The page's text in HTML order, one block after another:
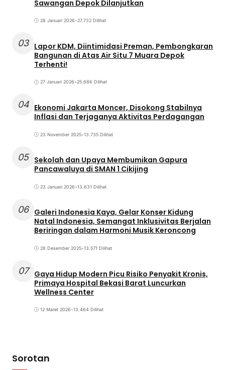
Sawangan Depok Dilanjutkan
28 Januari 2026•27.732 Dilihat
03 Lapor KDM, Diintimidasi Preman, Pembongkaran
Bangunan di Atas Air Situ 7 Muara Depok
Terhenti!
27 Januari 2026•25.686 Dilihat
04 Ekonomi Jakarta Moncer, Disokong Stabilnya
Inflasi dan Terjaganya Aktivitas Perdagangan
23 November 2025•13.735 Dilihat
05 Sekolah dan Upaya Membumikan Gapura
Pancawaluya di SMAN 1 Cikijing
23 Januari 2026•13.631 Dilihat
06 Galeri Indonesia Kaya, Gelar Konser Kidung
Natal Indonesia, Semangat Inklusivitas Berjalan
Beriringan dalam Harmoni Musik Keroncong
28 Desember 2025•13.571 Dilihat
07
Gaya Hidup Modern Picu Risiko Penyakit Kronis,
Primaya Hospital Bekasi Barat Luncurkan
Wellness Center
12 Maret 2026•13.464 Dilihat
Sorotan